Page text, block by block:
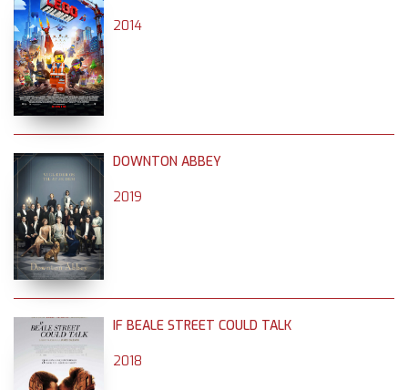
2014
DOWNTON ABBEY
2019
IF BEALE STREET COULD TALK
2018